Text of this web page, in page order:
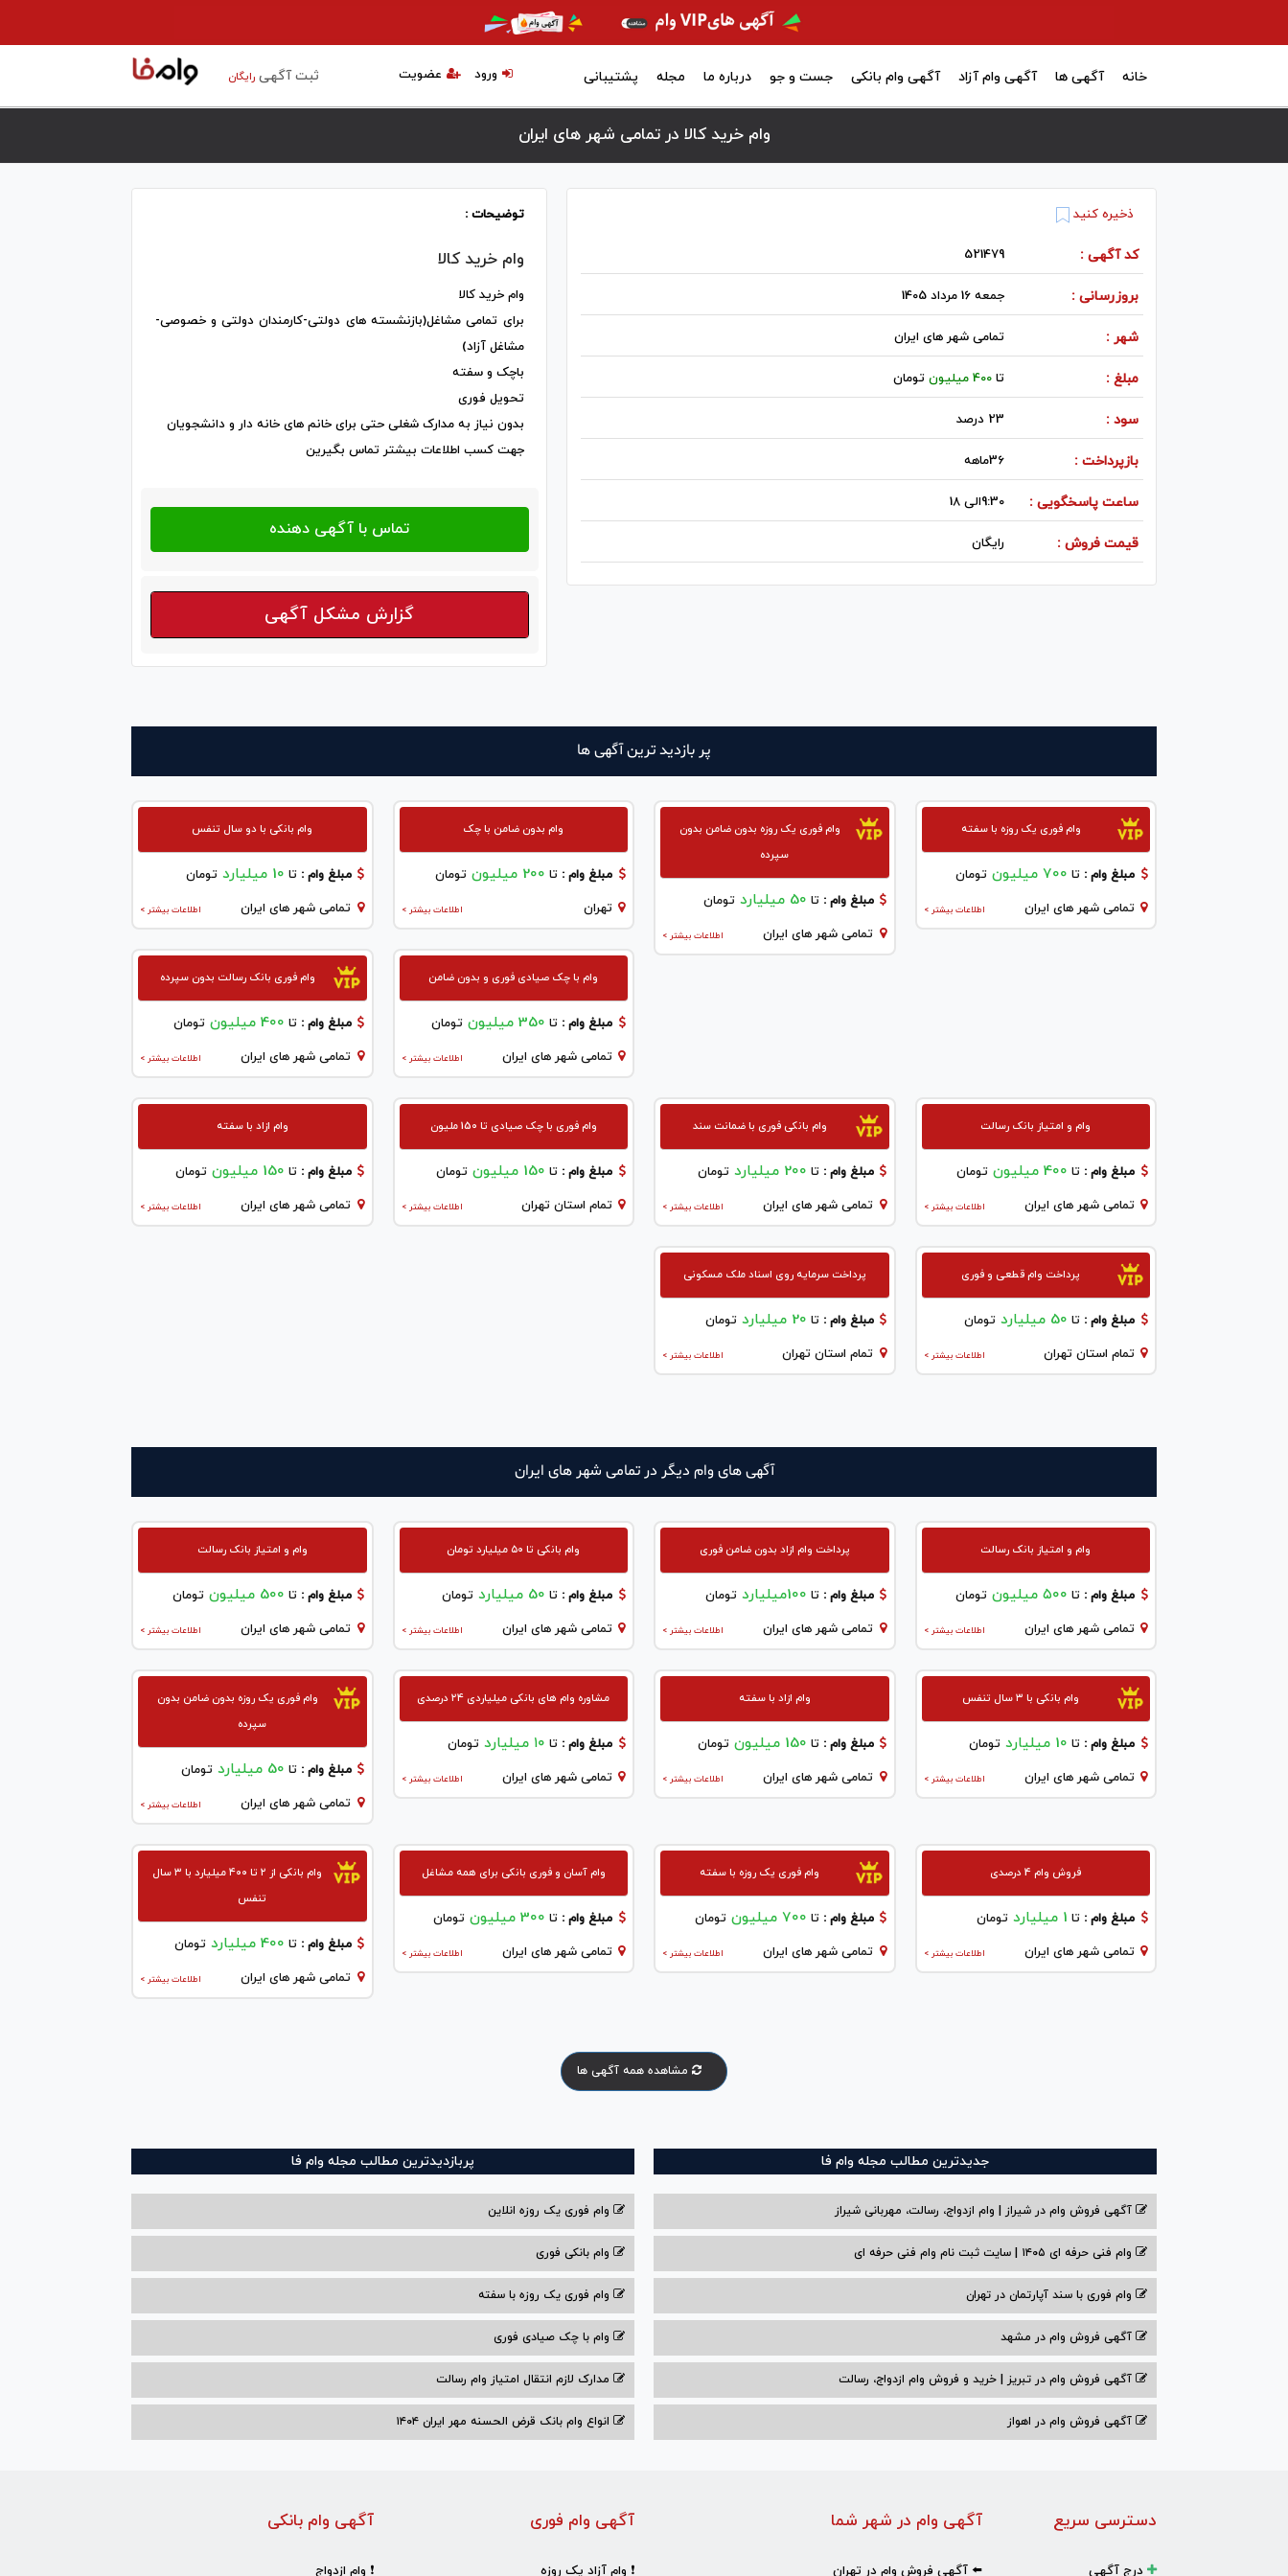
ثبت آگهیرایگان عضویت ورود خانه آگهی ها آگهی وام آزاد آگهی وام بانکی جست و جو درباره ما مجله پشتیبانی
وام خرید کالا در تمامی شهر های ایران
ذخیره کنید
کد آگهی : 521479
بروزرسانی : جمعه 16 مرداد 1405
شهر : تمامی شهر های ایران
مبلغ : تا400 میلیون تومان
سود : 23 درصد
بازپرداخت : 36ماهه
ساعت پاسخگویی : 9:30الی 18
قیمت فروش : رایگان
توضیحات :
وام خرید کالا
وام خرید کالا
برای تمامی مشاغل(بازنشسته های دولتی-کارمندان دولتی و خصوصی-
مشاغل آزاد)
باچک و سفته
تحویل فوری
بدون نیاز به مدارک شغلی حتی برای خانم های خانه دار و دانشجویان
جهت کسب اطلاعات بیشتر تماس بگیرین
گزارش مشکل آگهی
پر بازدید ترین آگهی ها
وام فوری یک روزه با سفته
مبلغ وام : تا 700 میلیون تومان
اطلاعات بیشتر > تمامی شهر های ایران
وام فوری یک روزه بدون ضامن بدون
سپرده
مبلغ وام :تا 50 میلیارد تومان
اطلاعات بیشتر > تمامی شهر های ایران
وام بدون ضامن با چک
مبلغ وام : تا 200 میلیون تومان
اطلاعات بیشتر > تهران
وام بانکی با دو سال تنفس
مبلغ وام :تا 10 میلیارد تومان
اطلاعات بیشتر > تمامی شهر های ایران
وام با چک صیادی فوری و بدون ضامن
مبلغ وام : تا 350 میلیون تومان
اطلاعات بیشتر > تمامی شهر های ایران
وام فوری بانک رسالت بدون سپرده
مبلغ وام :تا 400 میلیون تومان
اطلاعات بیشتر > تمامی شهر های ایران
وام و امتیاز بانک رسالت
مبلغ وام : تا 400 میلیون تومان
اطلاعات بیشتر > تمامی شهر های ایران
وام بانکی فوری با ضمانت سند
مبلغ وام :تا 200 میلیارد تومان
اطلاعات بیشتر > تمامی شهر های ایران
وام فوری با چک صیادی تا 150 ملیون
مبلغ وام : تا 150 میلیون تومان
اطلاعات بیشتر > تمام استان تهران
وام ازاد با سفته
مبلغ وام :تا 150 میلیون تومان
اطلاعات بیشتر > تمامی شهر های ایران
پرداخت وام قطعی و فوری
مبلغ وام : تا 50 میلیارد تومان
اطلاعات بیشتر > تمام استان تهران
پرداخت سرمایه روی اسناد ملک مسکونی
مبلغ وام :تا 20 میلیارد تومان
اطلاعات بیشتر > تمام استان تهران
آگهی های وام دیگر در تمامی شهر های ایران
وام و امتیاز بانک رسالت
مبلغ وام : تا ۵۰۰ میلیون تومان
اطلاعات بیشتر > تمامی شهر های ایران
پرداخت وام ازاد بدون ضامن فوری
مبلغ وام :تا 100میلیارد تومان
اطلاعات بیشتر > تمامی شهر های ایران
وام بانکی تا ۵۰ میلیارد تومان
مبلغ وام : تا 50 میلیارد تومان
اطلاعات بیشتر > تمامی شهر های ایران
وام و امتیاز بانک رسالت
مبلغ وام :تا 500 میلیون تومان
اطلاعات بیشتر > تمامی شهر های ایران
وام بانکی با ۳ سال تنفس
مبلغ وام : تا 10 میلیارد تومان
اطلاعات بیشتر > تمامی شهر های ایران
وام ازاد با سفته
مبلغ وام :تا 150 میلیون تومان
اطلاعات بیشتر > تمامی شهر های ایران
مشاوره وام های بانکی میلیاردی ۲۴ درصدی
مبلغ وام : تا ۱۰ میلیارد تومان
اطلاعات بیشتر > تمامی شهر های ایران
وام فوری یک روزه بدون ضامن بدون
سپرده
مبلغ وام :تا 50 میلیارد تومان
اطلاعات بیشتر > تمامی شهر های ایران
فروش وام 4 درصدی
مبلغ وام : تا 1 میلیارد تومان
اطلاعات بیشتر > تمامی شهر های ایران
وام فوری یک روزه با سفته
مبلغ وام :تا 700 میلیون تومان
اطلاعات بیشتر > تمامی شهر های ایران
وام آسان و فوری بانکی برای همه مشاغل
مبلغ وام : تا 300 میلیون تومان
اطلاعات بیشتر > تمامی شهر های ایران
وام بانکی از ۲ تا ۴۰۰ میلیارد با ۳ سال
تنفس
مبلغ وام :تا 400 میلیارد تومان
اطلاعات بیشتر > تمامی شهر های ایران
مشاهده همه آگهی ها
جدیدترین مطالب مجله وام فا
آگهی فروش وام در شیراز | وام ازدواج، رسالت، مهربانی شیراز
وام فنی حرفه ای ۱۴۰۵ | سایت ثبت نام وام فنی حرفه ای
وام فوری با سند آپارتمان در تهران
آگهی فروش وام در مشهد
آگهی فروش وام در تبریز | خرید و فروش وام ازدواج، رسالت
آگهی فروش وام در اهواز
پربازدیدترین مطالب مجله وام فا
وام فوری یک روزه انلاین
وام بانکی فوری
وام فوری یک روزه با سفته
وام با‌ چک صیادی‌ فوری
مدارک لازم انتقال امتیاز وام رسالت
انواع وام بانک قرض الحسنه مهر ایران ۱۴۰۴
آگهی وام بانکی
❗ وام ازدواج
آگهی وام فوری
❗ وام آزاد یک روزه
آگهی وام در شهر شما
⬅️ آگهی فروش وام در تهران
دسترسی سریع
درج آگهی